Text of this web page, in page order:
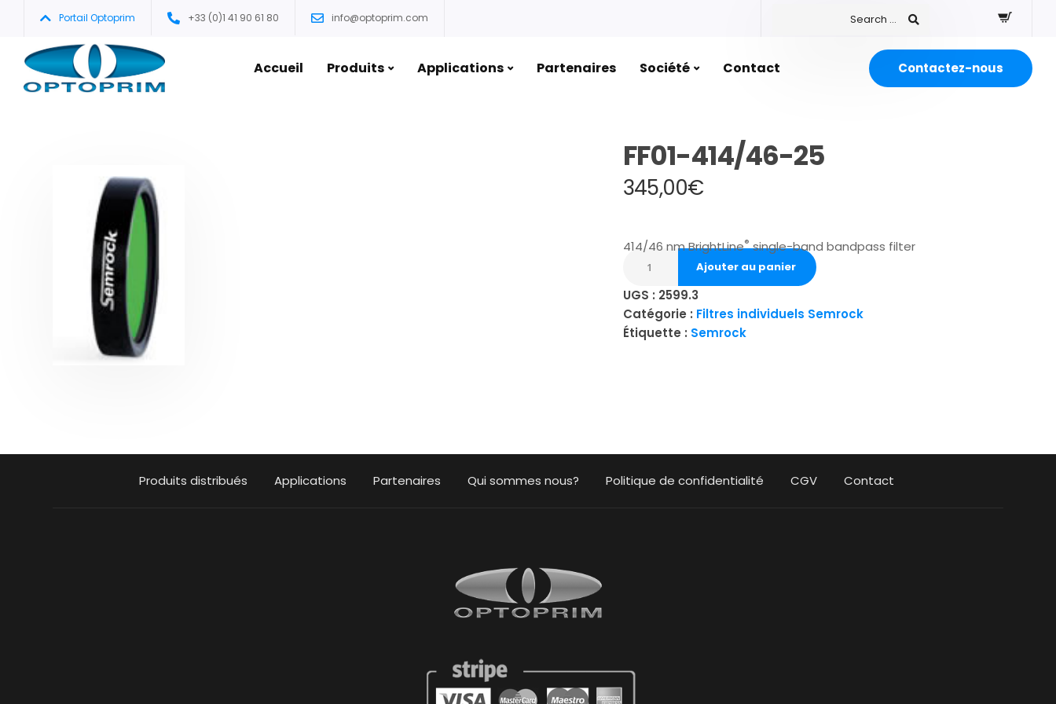
Portail Optoprim +33 (0)1 41 90 61 80 info@optoprim.com
Accueil Produits Applications Partenaires Société Contact Contactez-nous
FF01-414/46-25
345,00€
414/46 nm BrightLine®single-band bandpass filter
Ajouter au panier
UGS : 2599.3
Catégorie : Filtres individuels Semrock
Étiquette : Semrock
Produits distribués Applications Partenaires Qui sommes nous? Politique de confidentialité CGV Contact